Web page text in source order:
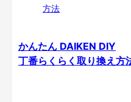
かんたん DAIKEN DIY
丁番らくらく取り換え方